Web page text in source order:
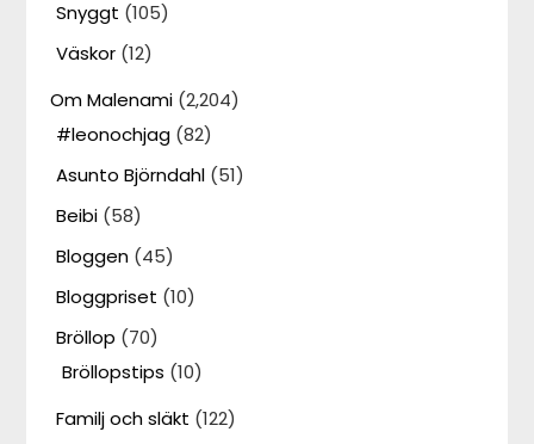
Snyggt (105)
Väskor (12)
Om Malenami (2,204)
#leonochjag (82)
Asunto Björndahl (51)
Beibi (58)
Bloggen (45)
Bloggpriset (10)
Bröllop (70)
Bröllopstips (10)
Familj och släkt (122)